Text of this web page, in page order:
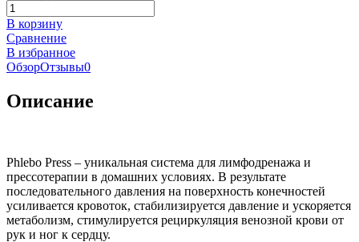
В корзину
Сравнение
В избранное
ОбзорОтзывы0
Описание
Phlebo Press – уникальная система для лимфодренажа и
прессотерапии в домашних условиях. В результате
последовательного давления на поверхность конечностей
усиливается кровоток, стабилизируется давление и ускоряется
метаболизм, стимулируется рециркуляция венозной крови от
рук и ног к сердцу.